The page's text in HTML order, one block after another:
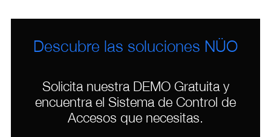
Descubre las soluciones NÜO
Solicita nuestra DEMO Gratuita y
encuentra el Sistema de Control de
Accesos que necesitas.